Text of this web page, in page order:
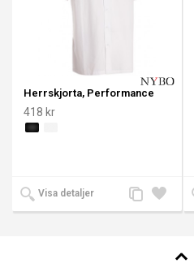
Herrskjorta, Performance
418 kr
Visa detaljer
Lägg
till i
Lägg
till